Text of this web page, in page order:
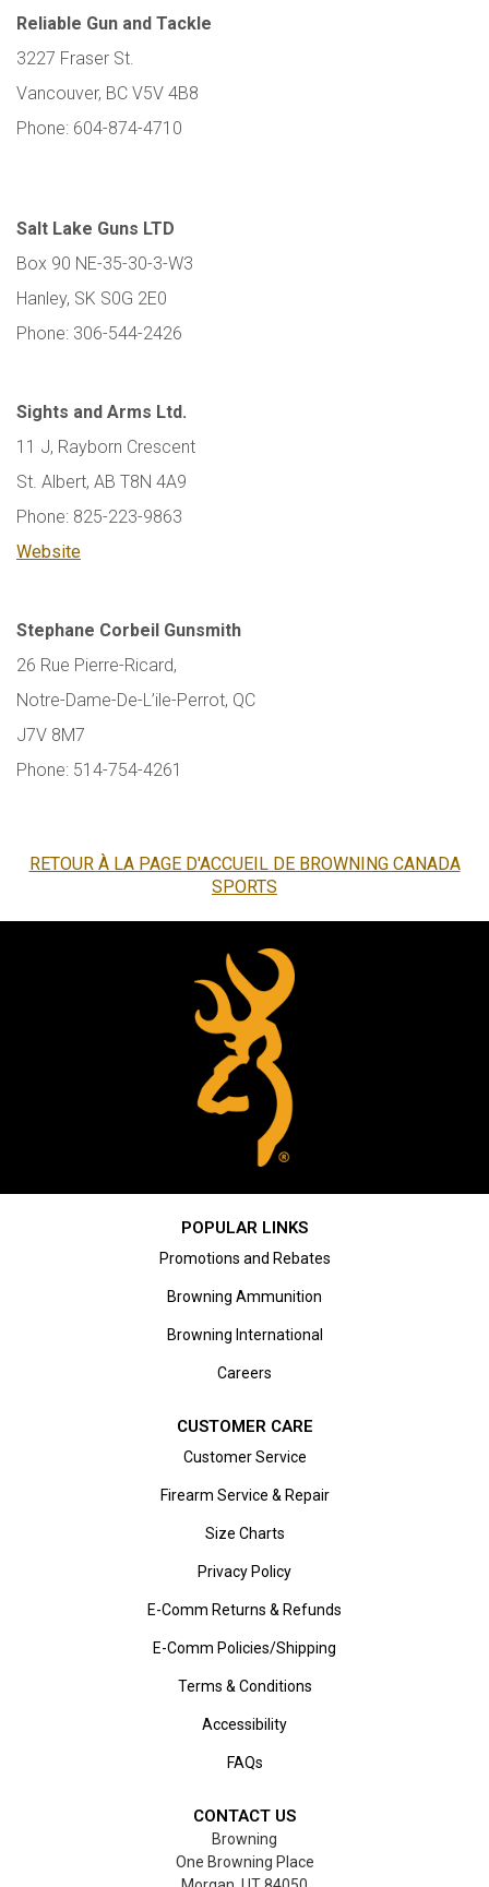
Reliable Gun and Tackle
3227 Fraser St.
Vancouver, BC V5V 4B8
Phone: 604-874-4710
Salt Lake Guns LTD
Box 90 NE-35-30-3-W3
Hanley, SK S0G 2E0
Phone: 306-544-2426
Sights and Arms Ltd.
11 J, Rayborn Crescent
St. Albert, AB T8N 4A9
Phone: 825-223-9863
Website
Stephane Corbeil Gunsmith
26 Rue Pierre-Ricard,
Notre-Dame-De-L’ile-Perrot, QC
J7V 8M7
Phone: 514-754-4261
RETOUR À LA PAGE D'ACCUEIL DE BROWNING CANADA
SPORTS
POPULAR LINKS
Promotions and Rebates
Browning Ammunition
Browning International
Careers
CUSTOMER CARE
Customer Service
Firearm Service & Repair
Size Charts
Privacy Policy
E-Comm Returns & Refunds
E-Comm Policies/Shipping
Terms & Conditions
Accessibility
FAQs
CONTACT US
Browning
One Browning Place